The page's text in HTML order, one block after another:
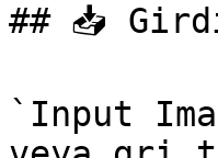
## 📥
`Input